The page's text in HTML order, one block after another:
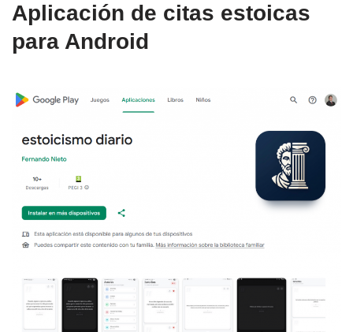
Aplicación de citas estoicas
para Android